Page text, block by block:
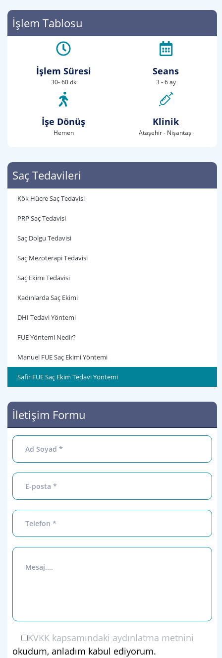
İşlem Tablosu
İşlem Süresi
30- 60 dk
İşe Dönüş
Hemen
Seans
3 - 6 ay
Klinik
Ataşehir - Nişantaşı
Saç Tedavileri
Kök Hücre Saç Tedavisi
PRP Saç Tedavisi
Saç Dolgu Tedavisi
Saç Mezoterapi Tedavisi
Saç Ekimi Tedavisi
Kadınlarda Saç Ekimi
DHI Tedavi Yöntemi
FUE Yöntemi Nedir?
Manuel FUE Saç Ekimi Yöntemi
Safir FUE Saç Ekim Tedavi Yöntemi
İletişim Formu
KVKK kapsamındaki aydınlatma metnini
okudum, anladım kabul ediyorum.